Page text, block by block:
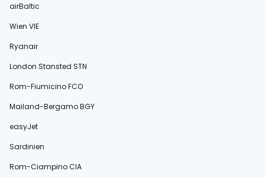
airBaltic
Wien VIE
Ryanair
London Stansted STN
Rom-Fiumicino FCO
Mailand-Bergamo BGY
easyJet
Sardinien
Rom-Ciampino CIA